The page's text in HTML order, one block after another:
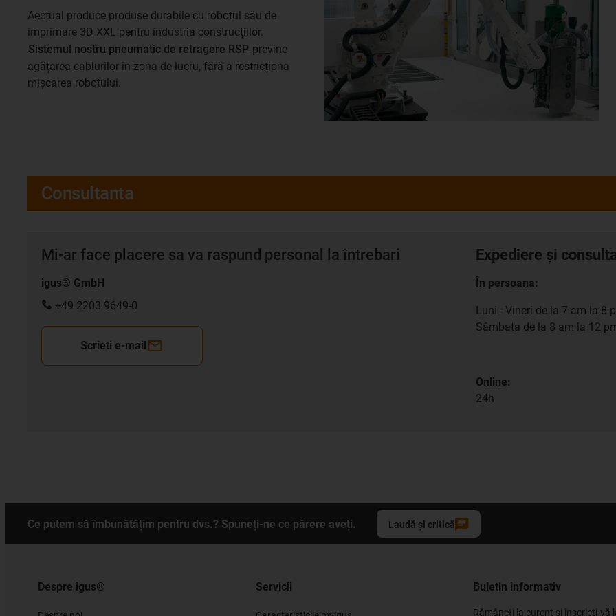
Aectual produce produse durabile cu robotul său de
imprimare 3D XXL pentru industria construcțiilor.
Sistemul nostru pneumatic de retragere RSP previne
agățarea cablurilor în zona de lucru, fără a restricționa
mișcarea robotului.
Consultanta
Mi-ar face placere sa va raspund personal la întrebari
igus® GmbH
+49 2203 9649-0
Scrieti e-mail
Expediere și
În persoana:
Luni - Vineri de la 7 am la 8
Sâmbata de la 8 am la 12
Online:
24h
Ce putem să îmbunătățim pentru dvs.? Spuneți-ne ce părere aveți. Laudă și critică
Despre igus® Servicii Buletin informativ
Rămâneți la curent și înscrieți-vă